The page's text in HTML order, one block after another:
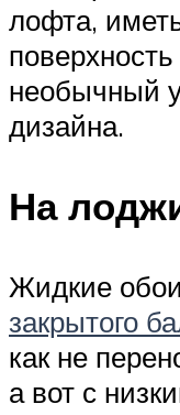
лофта,
необычный
дизайна.
На
Жидкие
закрытого
как не
а вот с